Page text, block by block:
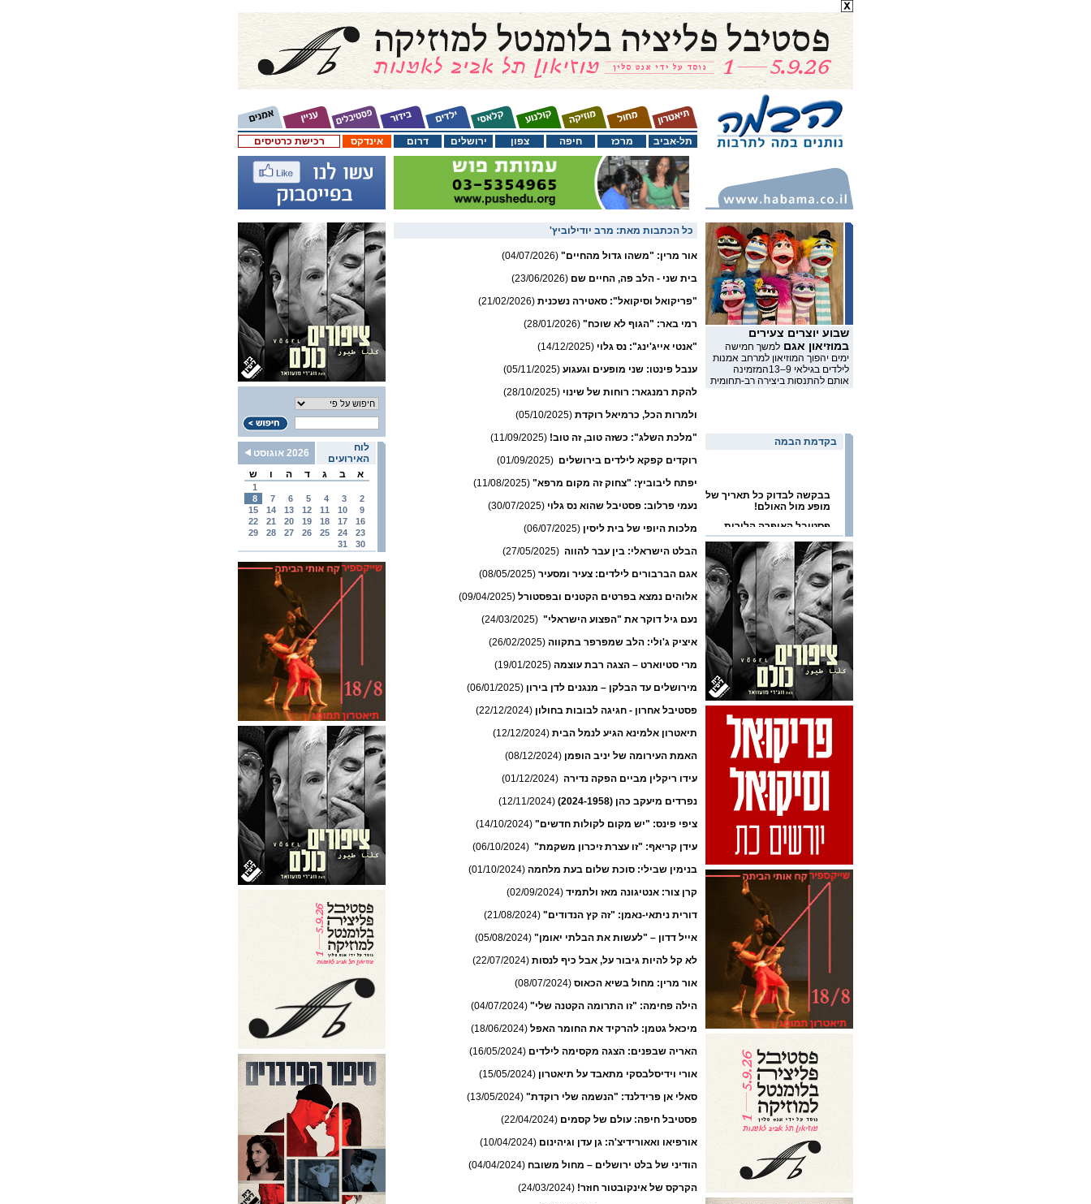
רכישת כרטיסים אינדקס דרום ירושלים צפון חיפה מרכז תל-אביב
לוח
האירועים
2026 אוגוסט
א
ב ג ד ה ו ש
1
2
3
4
5
6
7
8
9
10
11
12
13
14
15
16
17
18
19
20
21
22
23
24
25
26
27
28
29
30
31
כל הכתבות מאת: מרב יודילוביץ'
אור מרין: "משהו גדול מהחיים" (04/07/2026)
בית שני - הלב פה, החיים שם (23/06/2026)
"פריקואל וסיקואל": סאטירה נשכנית (21/02/2026)
רמי באר: "הגוף לא שוכח" (28/01/2026)
"אנטי אייג'ינג": נס גלוי (14/12/2025)
ענבל פינטו: שני מופעים וגעגוע (05/11/2025)
להקת רמנגאר: רוחות של שינוי (28/10/2025)
ולמרות הכל, כרמיאל רוקדת (05/10/2025)
"מלכת השלג": כשזה טוב, זה טוב! (11/09/2025)
רוקדים קפקא לילדים בירושלים (01/09/2025)
יפתח ליבוביץ: "צחוק זה מקום מרפא" (11/08/2025)
נעמי פרלוב: פסטיבל שהוא נס גלוי (30/07/2025)
מלכות היופי של בית ליסין (06/07/2025)
הבלט הישראלי: בין עבר להווה (27/05/2025)
אגם הברבורים לילדים: צעיר ומסעיר (08/05/2025)
אלוהים נמצא בפרטים הקטנים ובפסטורל (09/04/2025)
נעם גיל דוקר את "הפצוע הישראלי" (24/03/2025)
איציק ג'ולי: הלב שמפרפר בתקווה (26/02/2025)
מרי סטיוארט – הצגה רבת עוצמה (19/01/2025)
מירושלים עד הבלקן – מנגנים לדן בירון (06/01/2025)
פסטיבל אחרון - חגיגה לבובות בחולון (22/12/2024)
תיאטרון אלמינא הגיע לנמל הבית (12/12/2024)
האמת העירומה של יניב הופמן (08/12/2024)
עידו ריקלין מביים הפקה נדירה (01/12/2024)
נפרדים מיעקב כהן (2024-1958)
(12/11/2024)
ציפי פינס: "יש מקום לקולות חדשים" (14/10/2024)
עידן קריאף: "זו עצרת זיכרון משקמת" (06/10/2024)
בנימין שבילי: סוכת שלום בעת מלחמה (01/10/2024)
קרן צור: אנטיגונה מאז ולתמיד (02/09/2024)
דורית ניתאי-נאמן: "זה קץ הנדודים" (21/08/2024)
אייל דדון – "לעשות את הבלתי יאומן" (05/08/2024)
לא קל להיות גיבור על, אבל כיף לנסות (22/07/2024)
אור מרין: מחול בשיא הכאוס (08/07/2024)
הילה פחימה: "זו התרומה הקטנה שלי" (04/07/2024)
מיכאל גטמן: להרקיד את החומר האפל (18/06/2024)
האריה שבפנים: הצגה מקסימה לילדים (16/05/2024)
אורי וידיסלבסקי מתאבד על תיאטרון (15/05/2024)
סאלי אן פרידלנד: "הנשמה שלי רוקדת" (13/05/2024)
פסטיבל חיפה: עולם של קסמים (22/04/2024)
אורפיאו ואאורידיצ'ה: גן עדן וגיהינום (10/04/2024)
הודיני של בלט ירושלים – מחול משובח (04/04/2024)
הקרקס של אינקובטור חוזר! (24/03/2024)
שבוע יוצרים צעירים
במוזיאון אגם למשך חמישה
ימים יהפוך המוזיאון למרחב אמנות
לילדים בגילאי 9–13המזמינה
אותם להתנסות ביצירה רב-תחומית
בקדמת הבמה
בבקשה לבדוק כל תאריך של
מופע מול האולם!
פסטיבל האופרה הלירית
2026
פסטיבל הפסנתר הבינלאומי
בערד 2026
פסטיבל ישראל 2026
פסטיבל תל אביב דאנס
2026